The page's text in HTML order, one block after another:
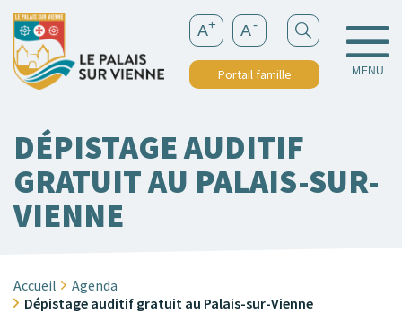
A+ A-
Portail famille MENU
DÉPISTAGE AUDITIF
GRATUIT AU PALAIS-SUR-
VIENNE
Accueil
Agenda
Dépistage auditif gratuit au Palais-sur-Vienne